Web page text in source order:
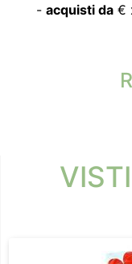
- acquisti da €